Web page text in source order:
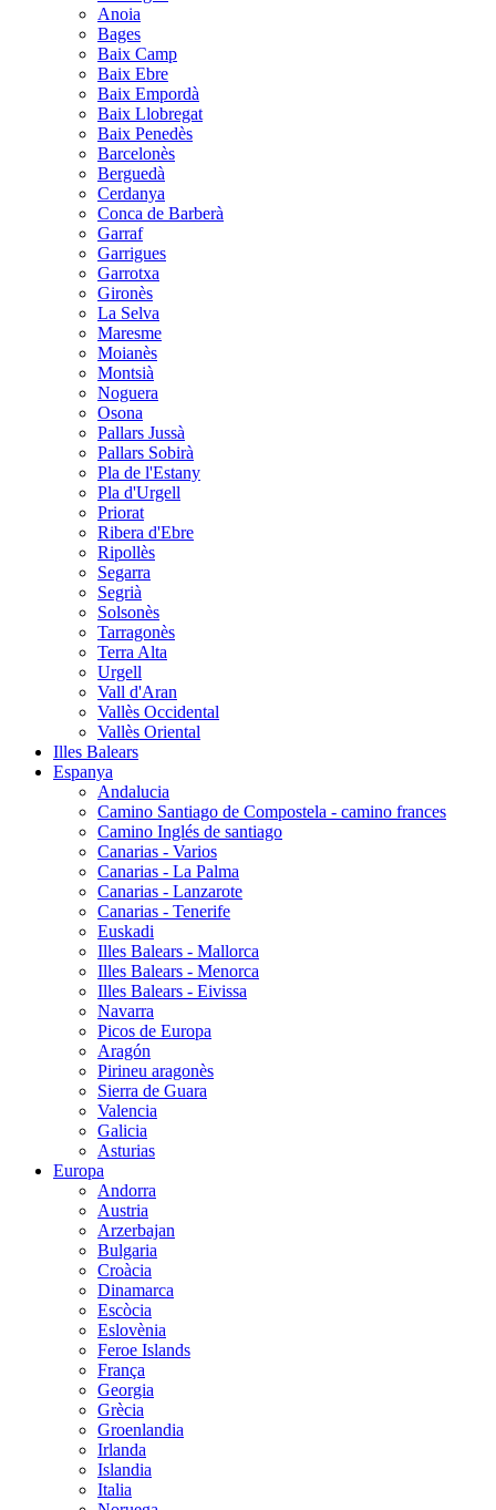
Anoia
Bages
Baix Camp
Baix Ebre
Baix Empordà
Baix Llobregat
Baix Penedès
Barcelonès
Berguedà
Cerdanya
Conca de Barberà
Garraf
Garrigues
Garrotxa
Gironès
La Selva
Maresme
Moianès
Montsià
Noguera
Osona
Pallars Jussà
Pallars Sobirà
Pla de l'Estany
Pla d'Urgell
Priorat
Ribera d'Ebre
Ripollès
Segarra
Segrià
Solsonès
Tarragonès
Terra Alta
Urgell
Vall d'Aran
Vallès Occidental
Vallès Oriental
Illes Balears
Espanya
Andalucia
Camino Santiago de Compostela - camino frances
Camino Inglés de santiago
Canarias - Varios
Canarias - La Palma
Canarias - Lanzarote
Canarias - Tenerife
Euskadi
Illes Balears - Mallorca
Illes Balears - Menorca
Illes Balears - Eivissa
Navarra
Picos de Europa
Aragón
Pirineu aragonès
Sierra de Guara
Valencia
Galicia
Asturias
Europa
Andorra
Austria
Arzerbajan
Bulgaria
Croàcia
Dinamarca
Escòcia
Eslovènia
Feroe Islands
França
Georgia
Grècia
Groenlandia
Irlanda
Islandia
Italia